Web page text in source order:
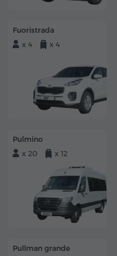
Fuoristrada
x 4
x 4
Pulmino
x 20
x 12
Pullman grande